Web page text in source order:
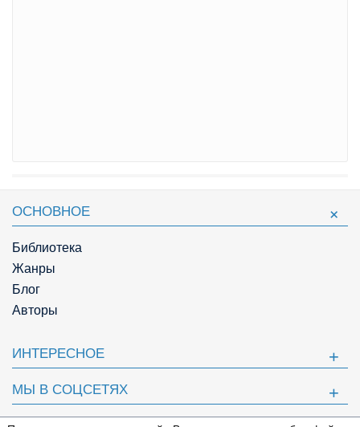
ОСНОВНОЕ
Библиотека
Жанры
Блог
Авторы
ИНТЕРЕСНОЕ
МЫ В СОЦСЕТЯХ